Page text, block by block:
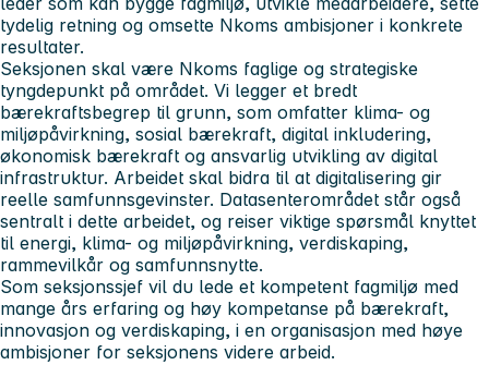
tydelig retning og omsette Nkoms ambisjoner i konkrete
resultater.
Seksjonen skal være Nkoms faglige og strategiske
tyngdepunkt på området. Vi legger et bredt
bærekraftsbegrep til grunn, som omfatter klima- og
miljøpåvirkning, sosial bærekraft, digital inkludering,
økonomisk bærekraft og ansvarlig utvikling av digital
infrastruktur. Arbeidet skal bidra til at digitalisering gir
reelle samfunnsgevinster. Datasenterområdet står også
sentralt i dette arbeidet, og reiser viktige spørsmål knyttet
til energi, klima- og miljøpåvirkning, verdiskaping,
rammevilkår og samfunnsnytte.
Som seksjonssjef vil du lede et kompetent fagmiljø med
mange års erfaring og høy kompetanse på bærekraft,
innovasjon og verdiskaping, i en organisasjon med høye
ambisjoner for seksjonens videre arbeid.